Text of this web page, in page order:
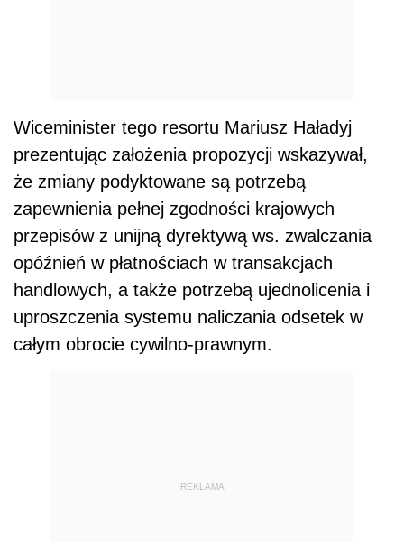
Wiceminister tego resortu Mariusz Haładyj
prezentując założenia propozycji wskazywał,
że zmiany podyktowane są potrzebą
zapewnienia pełnej zgodności krajowych
przepisów z unijną dyrektywą ws. zwalczania
opóźnień w płatnościach w transakcjach
handlowych, a także potrzebą ujednolicenia i
uproszczenia systemu naliczania odsetek w
całym obrocie cywilno-prawnym.
REKLAMA